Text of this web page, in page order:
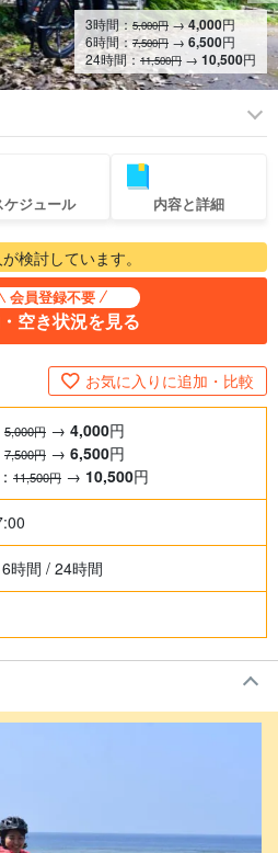
3時間： 5,000円→4,000円
6時間：7,500円 → 6,500円
24時間：11,500円 → 10,500円
ケジュール 内容と詳細
が検討しています。
会員登録不要
空き状況を見る
お気に入りに追加・比較
5,000円 → 4,000円
7,500円 → 6,500円
11,500円 → 10,500円
時間 / 24時間